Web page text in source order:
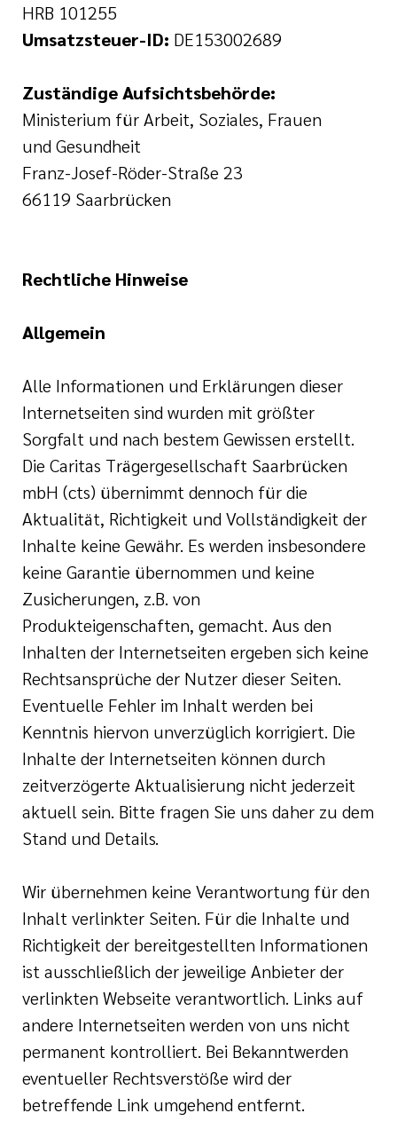
HRB 101255
Umsatzsteuer-ID: DE153002689
Zuständige Aufsichtsbehörde:
Ministerium für Arbeit, Soziales, Frauen
und Gesundheit
Franz-Josef-Röder-Straße 23
66119 Saarbrücken
Rechtliche Hinweise
Allgemein
Alle Informationen und Erklärungen dieser
Internetseiten sind wurden mit größter
Sorgfalt und nach bestem Gewissen erstellt.
Die Caritas Trägergesellschaft Saarbrücken
mbH (cts) übernimmt dennoch für die
Aktualität, Richtigkeit und Vollständigkeit der
Inhalte keine Gewähr. Es werden insbesondere
keine Garantie übernommen und keine
Zusicherungen, z.B. von
Produkteigenschaften, gemacht. Aus den
Inhalten der Internetseiten ergeben sich keine
Rechtsansprüche der Nutzer dieser Seiten.
Eventuelle Fehler im Inhalt werden bei
Kenntnis hiervon unverzüglich korrigiert. Die
Inhalte der Internetseiten können durch
zeitverzögerte Aktualisierung nicht jederzeit
aktuell sein. Bitte fragen Sie uns daher zu dem
Stand und Details.
Wir übernehmen keine Verantwortung für den
Inhalt verlinkter Seiten. Für die Inhalte und
Richtigkeit der bereitgestellten Informationen
ist ausschließlich der jeweilige Anbieter der
verlinkten Webseite verantwortlich. Links auf
andere Internetseiten werden von uns nicht
permanent kontrolliert. Bei Bekanntwerden
eventueller Rechtsverstöße wird der
betreffende Link umgehend entfernt.